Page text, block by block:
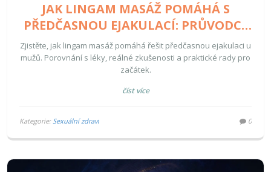
JAK LINGAM MASÁŽ POMÁHÁ S
PŘEDČASNOU EJAKULACÍ: PRŮVODCE
PRO MUŽE
Zjistěte, jak lingam masáž pomáhá řešit předčasnou ejakulaci u
mužů. Porovnání s léky, reálné zkušenosti a praktické rady pro
začátek.
číst více
Kategorie:Sexuální zdraví 0